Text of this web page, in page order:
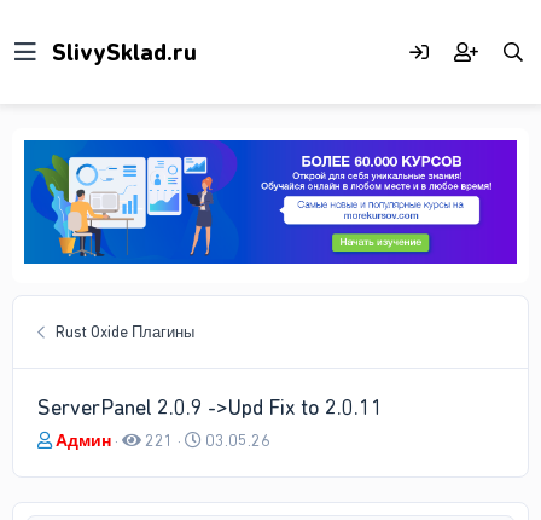
Rust Oxide Плагины
ServerPanel 2.0.9 ->Upd Fix to 2.0.11
А
о
Админ 221
Д
а
03.05.26